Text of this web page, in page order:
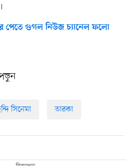
পেতে গুগল নিউজ চ্যানেল ফলো
সিনেমা তারকা